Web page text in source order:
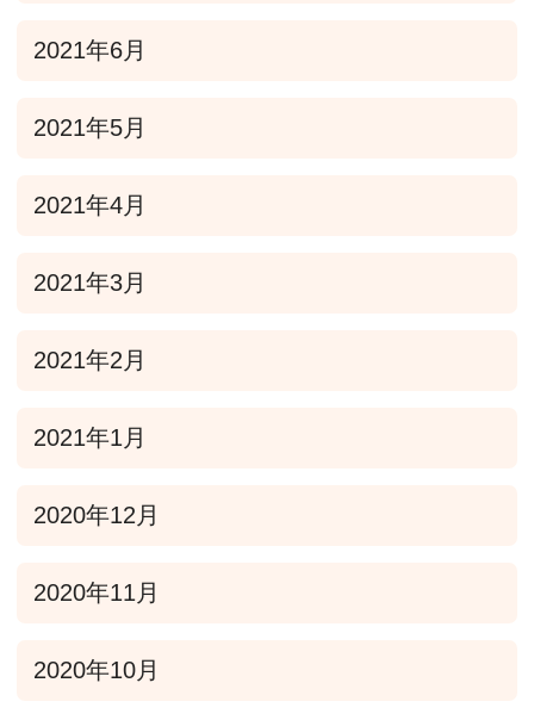
2021年6月
2021年5月
2021年4月
2021年3月
2021年2月
2021年1月
2020年12月
2020年11月
2020年10月